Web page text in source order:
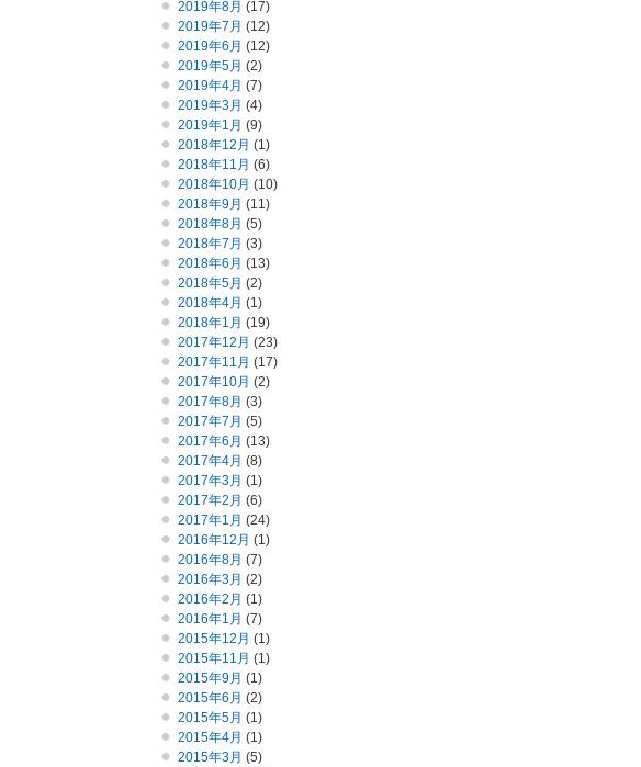
2019年8月 (17)
2019年7月 (12)
2019年6月 (12)
2019年5月 (2)
2019年4月 (7)
2019年3月 (4)
2019年1月 (9)
2018年12月 (1)
2018年11月 (6)
2018年10月 (10)
2018年9月 (11)
2018年8月 (5)
2018年7月 (3)
2018年6月 (13)
2018年5月 (2)
2018年4月 (1)
2018年1月 (19)
2017年12月 (23)
2017年11月 (17)
2017年10月 (2)
2017年8月 (3)
2017年7月 (5)
2017年6月 (13)
2017年4月 (8)
2017年3月 (1)
2017年2月 (6)
2017年1月 (24)
2016年12月 (1)
2016年8月 (7)
2016年3月 (2)
2016年2月 (1)
2016年1月 (7)
2015年12月 (1)
2015年11月 (1)
2015年9月 (1)
2015年6月 (2)
2015年5月 (1)
2015年4月 (1)
2015年3月 (5)